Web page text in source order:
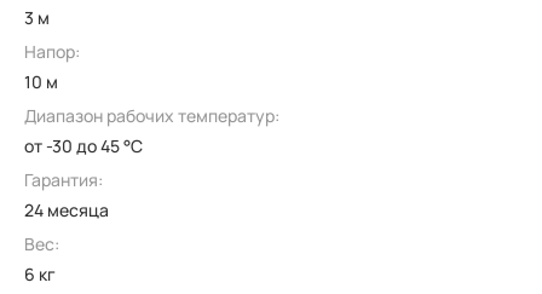
3 м
Напор:
10 м
Диапазон рабочих температур:
от -30 до 45 °C
Гарантия:
24 месяца
Вес:
6 кг